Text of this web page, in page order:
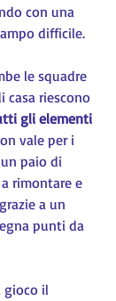
con una
difficile.
le squadre
casa riescono
gli elementi
vale per i
paio di
rimontare e
a un
punti da
gioco il